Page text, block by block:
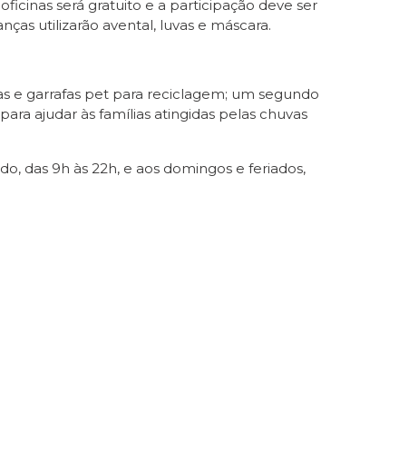
será gratuito e a participação deve ser
utilizarão avental, luvas e máscara.
e garrafas pet para reciclagem; um segundo
ajudar às famílias atingidas pelas chuvas
das 9h às 22h, e aos domingos e feriados,